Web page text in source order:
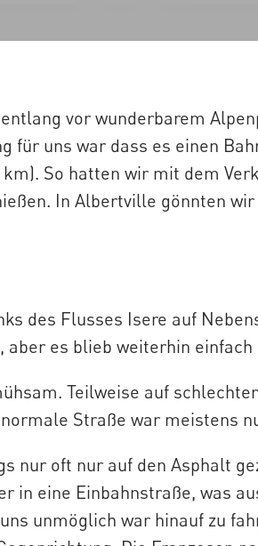
vor wunderbarem
für uns war dass es einen
So hatten wir mit dem
In Albertville gönnten
des Flusses Isere auf
es blieb weiterhin einfach
Teilweise auf
Straße war meistens
nur oft nur auf den Asphalt
in eine Einbahnstraße, was
unmöglich war hinauf zu